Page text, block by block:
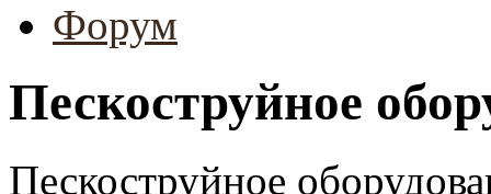
Форум
Пескоструйное
Пескоструйное